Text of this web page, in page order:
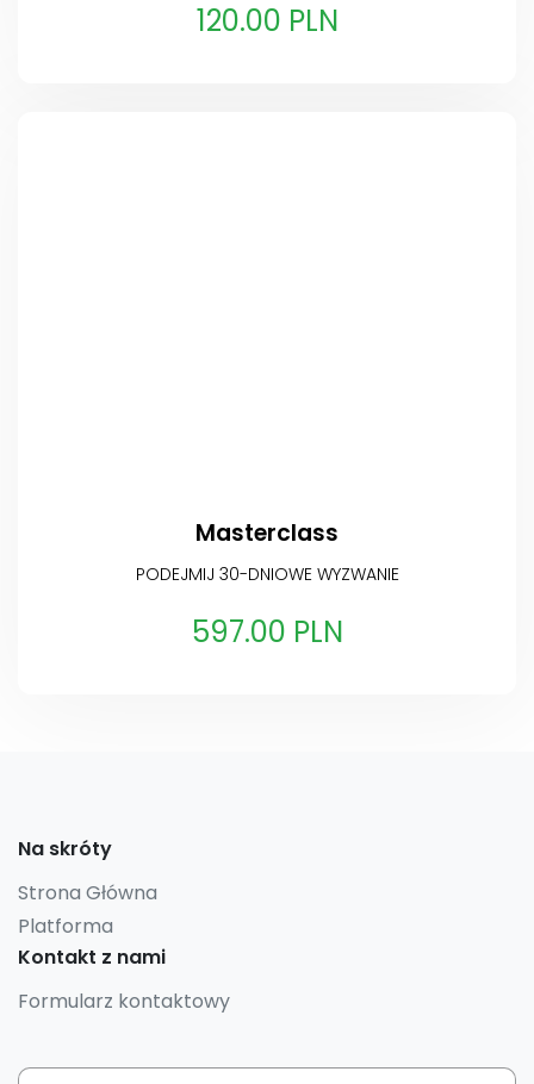
120.00 PLN
Masterclass
PODEJMIJ 30-DNIOWE WYZWANIE
597.00 PLN
Na skróty
Strona Główna
Platforma
Kontakt z nami
Formularz kontaktowy